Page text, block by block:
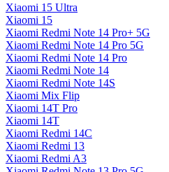
Xiaomi 15 Ultra
Xiaomi 15
Xiaomi Redmi Note 14 Pro+ 5G
Xiaomi Redmi Note 14 Pro 5G
Xiaomi Redmi Note 14 Pro
Xiaomi Redmi Note 14
Xiaomi Redmi Note 14S
Xiaomi Mix Flip
Xiaomi 14T Pro
Xiaomi 14T
Xiaomi Redmi 14C
Xiaomi Redmi 13
Xiaomi Redmi A3